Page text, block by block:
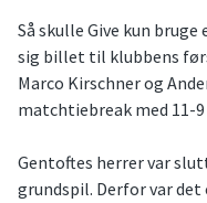
Så skulle Give kun
sig billet til klubbens
Marco Kirschner og
matchtiebreak med 11-
Gentoftes herrer var
grundspil. Derfor var det